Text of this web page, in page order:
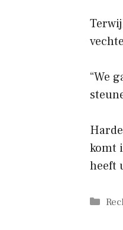
“We
komt
heeft